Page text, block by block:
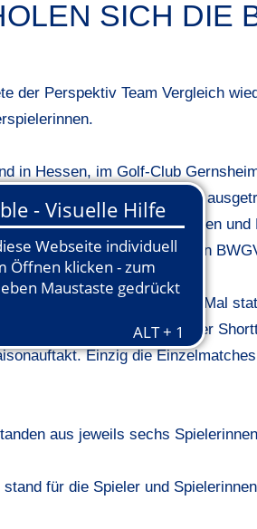
SICH DIE
der Perspektiv Team Vergleich
in Hessen, im Golf-Club
Landesgolfverband
Pfalz / Saarland, Hessen
wurde durch den
Jahr bereits zum achten Mal
knackig durch die 9-Löcher
Einzig die
aus jeweils sechs
für die Spieler und